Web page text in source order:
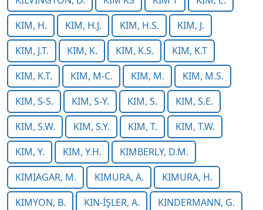
KIM, H.
KIM, H.J. KIM, H.S.
KIM, J.
KIM, J.T.
KIM, K. KIM, K.S.
KIM, K.T
KIM, K.T.
KIM, M-C. KIM, M.
KIM, M.S.
KIM, S-S.
KIM, S-Y. KIM, S.
KIM, S.E.
KIM, S.W.
KIM, S.Y. KIM, T.
KIM, T.W.
KIM, Y.
KIM, Y.H.
KIMBERLY, D.M.
KIMIAGAR, M.
KIMURA, A.
KIMURA, H.
KIMYON, B.
KIN-İŞLER, A.
KINDERMANN, G.